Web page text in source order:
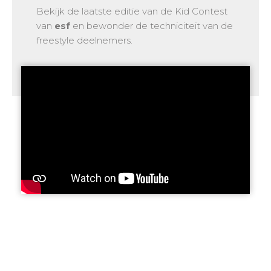
Bekijk de laatste editie van de Kid Contest
van esf en bewonder de techniciteit van de
freestyle deelnemers.